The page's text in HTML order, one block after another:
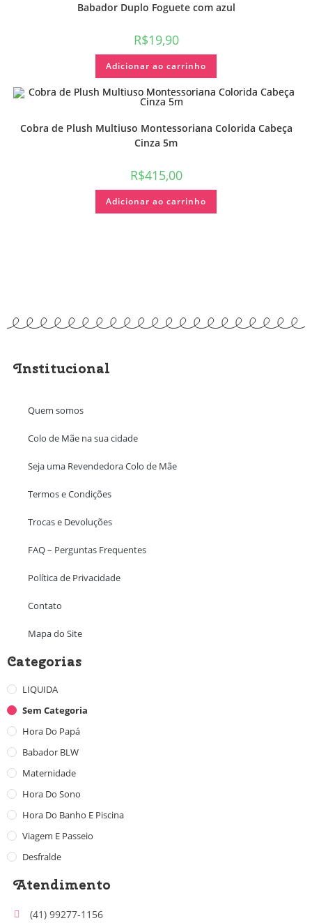
Babador Duplo Foguete com azul
R$19,90
Adicionar ao carrinho
Cobra de Plush Multiuso Montessoriana Colorida Cabeça
Cinza 5m
R$415,00
Adicionar ao carrinho
Institucional
Quem somos
Colo de Mãe na sua cidade
Seja uma Revendedora Colo de Mãe
Termos e Condições
Trocas e Devoluções
FAQ – Perguntas Frequentes
Política de Privacidade
Contato
Mapa do Site
Categorias
LIQUIDA
Sem Categoria
Hora Do Papá
Babador BLW
Maternidade
Hora Do Sono
Hora Do Banho E Piscina
Viagem E Passeio
Desfralde
Atendimento
(41) 99277-1156